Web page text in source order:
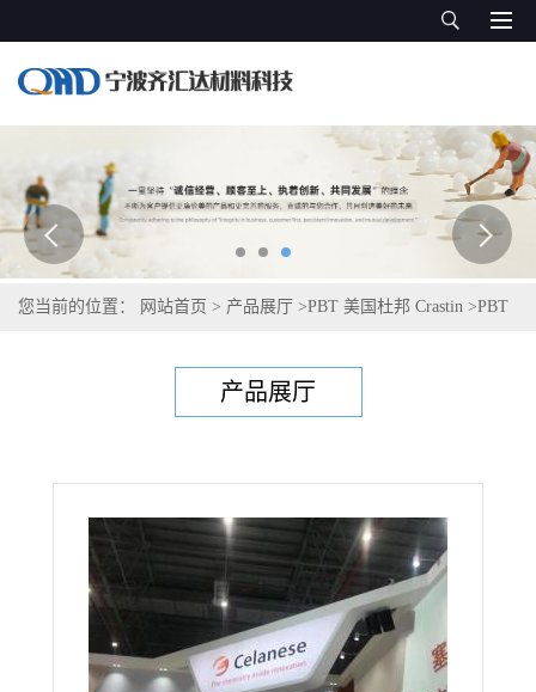
您当前的位置： 网站首页 > 产品展厅 >PBT 美国杜邦 Crastin >PBT
产品展厅